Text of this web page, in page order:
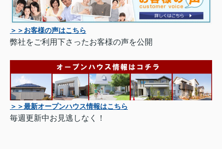
＞＞お客様の声はこちら
弊社をご利用下さったお客様の声を公開
＞＞最新オープンハウス情報はこちら
毎週更新中お見逃しなく！